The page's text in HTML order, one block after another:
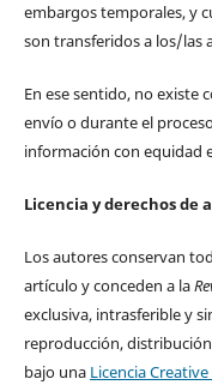
embargos temporales, y
son transferidos a los/las
En ese sentido, no existe
envío o durante el
información con equidad
Licencia y derechos de
Los autores conservan
artículo y conceden a la
exclusiva, intrasferible y
reproducción,
bajo una Licencia